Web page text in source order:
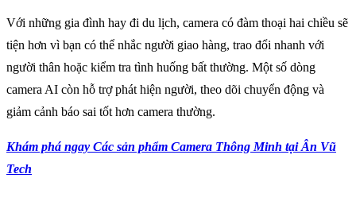
Với những gia đình hay đi du lịch, camera có đàm thoại hai chiều sẽ
tiện hơn vì bạn có thể nhắc người giao hàng, trao đổi nhanh với
người thân hoặc kiểm tra tình huống bất thường. Một số dòng
camera AI còn hỗ trợ phát hiện người, theo dõi chuyển động và
giảm cảnh báo sai tốt hơn camera thường.
Khám phá ngay Các sản phẩm Camera Thông Minh tại Ân Vũ
Tech